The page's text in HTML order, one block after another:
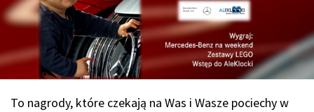
To nagrody, które czekają na Was i Wasze pociechy w